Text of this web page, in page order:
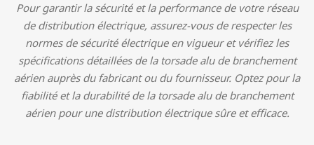
Pour garantir la sécurité et la performance de votre réseau
de distribution électrique, assurez-vous de respecter les
normes de sécurité électrique en vigueur et vérifiez les
spécifications détaillées de la torsade alu de branchement
aérien auprès du fabricant ou du fournisseur. Optez pour la
fiabilité et la durabilité de la torsade alu de branchement
aérien pour une distribution électrique sûre et efficace.